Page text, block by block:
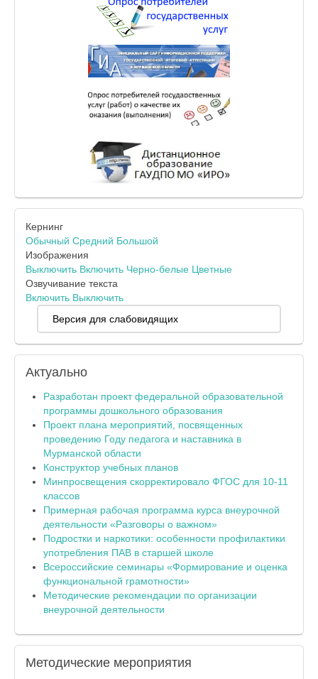
Кернинг
Обычный Средний Большой
Изображения
Выключить Включить Черно-белые Цветные
Озвучивание текста
Включить Выключить
Версия для слабовидящих
Актуально
Разработан проект федеральной образовательной
программы дошкольного образования
Проект плана мероприятий, посвященных
проведению Году педагога и наставника в
Мурманской области
Конструктор учебных планов
Минпросвещения скорректировало ФГОС для 10-11
классов
Примерная рабочая программа курса внеурочной
деятельности «Разговоры о важном»
Подростки и наркотики: особенности профилактики
употребления ПАВ в старшей школе
Всероссийские семинары «Формирование и оценка
функциональной грамотности»
Методические рекомендации по организации
внеурочной деятельности
Методические мероприятия